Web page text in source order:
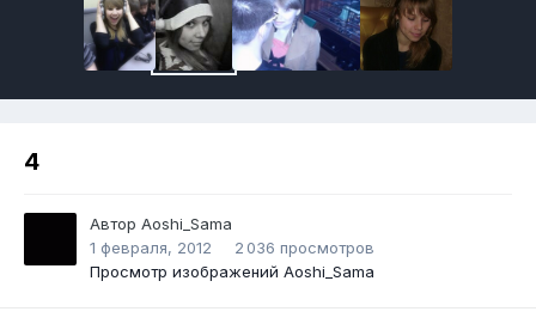
4
Автор Aoshi_Sama
1 февраля, 2012
2 036 просмотров
Просмотр изображений Aoshi_Sama